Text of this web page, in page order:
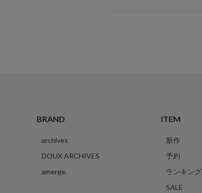
BRAND
archives
DOUX ARCHIVES
amerge.
ITEM
新作
予約
ランキング
SALE